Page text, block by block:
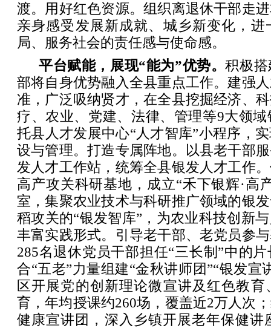
渡。用好红色资源。组织离退休干部走
亲身感受发展新成就、城乡新变化，进
局、服务社会的责任感与使命感。
平台赋能，展现“能为”优势。积极
部将自身优势融入全县重点工作。建强
准，广泛吸纳贤才，在全县挖掘经济、
疗、农业、党建、法律、管理等9大领
托县人才发展中心“人才智库”小程序，
设与管理。打造专属阵地。以县老干部
发人才工作站，统筹全县银发人才工作
高产攻关科研基地，成立“禾下银辉·高
室，集聚农业技术与科研推广领域的银
稻攻关的“银发智库”，为农业科技创新
丰富实践形式。引导老干部、老党员参
285名退休党员干部担任“三长制”中的
合“五老”力量组建“金秋讲师团”“银发宣
区开展党的创新理论微宣讲及红色教
育，年均授课约260场，覆盖近2万人次
健康宣讲团，深入乡镇开展老年保健讲